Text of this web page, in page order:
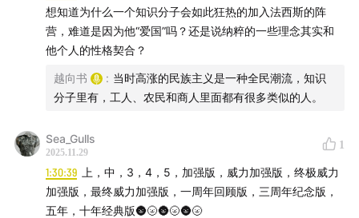
图八：奔驰专利电机车1号是世界上第一辆靠内燃机发动的
想知道为什么一个知识分子会如此狂热的加入法西斯的阵
营，难道是因为他“爱国”吗？还是说纳粹的一些理念其实和
他个人的性格契合？
越向书 : 当时高涨的民族主义是一种全民潮流，知识
分子里有，工人、农民和商人里面都有很多类似的人。
Sea_Gulls
2025.11.29
1
1:30:39
上，中，3，4，5，加强版，威力加强版，终极威力
加强版，最终威力加强版，一周年回顾版，三周年纪念版，
五年，十年经典版🌚🌝🌚🌝🌚🌝